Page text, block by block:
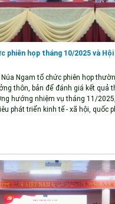
phiên họp tháng 10/2025 và
Ngam tổ chức phiên họp
thôn, bản để đánh giá kết quả
hướng nhiệm vụ tháng 11/
phát triển kinh tế - xã hội, quốc